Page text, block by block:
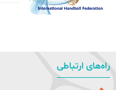
راه‌های ارتباطی